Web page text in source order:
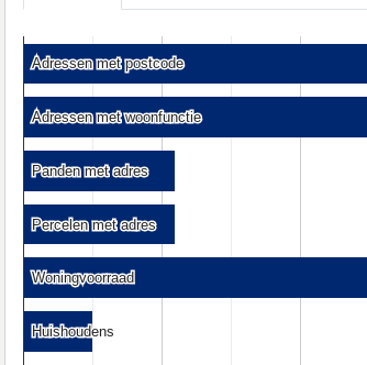
Adressen met postcode
Adressen met postcode
Adressen met woonfunctie
Adressen met woonfunctie
Panden met adres
Panden met adres
Percelen met adres
Percelen met adres
Woningvoorraad
Woningvoorraad
Huishoudens
Huishoudens